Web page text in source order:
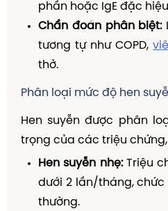
phần hoặc IgE đặc
Chẩn đoán phân biệt:
tương tự như COPD,
thở.
Phân loại mức độ hen
Hen suyễn được phân
trọng của các triệu
Hen suyễn nhẹ:Triệu
dưới 2 lần/tháng,
thường.